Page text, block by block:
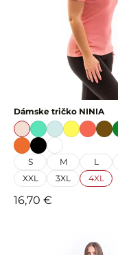
Dámske tričko NINIA
S M L
XXL
3XL 4XL
16,70 €